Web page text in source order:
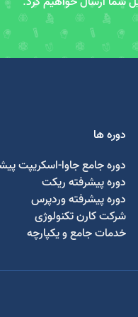
دوره ها
دوره جامع جاوا-اسکریپت
دوره پیشرفته ریکت
دوره پیشرفته وردپرس
شرکت کارن تکنولوژی
خدمات جامع و یکپارچه